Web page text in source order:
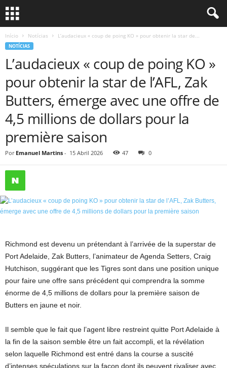
Início Notícias L’audacieux « coup de poing KO » pour obtenir la star de...
NOTÍCIAS
L’audacieux « coup de poing KO »
pour obtenir la star de l’AFL, Zak
Butters, émerge avec une offre de
4,5 millions de dollars pour la
première saison
Por Emanuel Martins - 15 Abril 2026 47 0
Richmond est devenu un prétendant à l’arrivée de la superstar de
Port Adelaide, Zak Butters, l’animateur de Agenda Setters, Craig
Hutchison, suggérant que les Tigres sont dans une position unique
pour faire une offre sans précédent qui comprendra la somme
énorme de 4,5 millions de dollars pour la première saison de
Butters en jaune et noir.
Il semble que le fait que l’agent libre restreint quitte Port Adelaide à
la fin de la saison semble être un fait accompli, et la révélation
selon laquelle Richmond est entré dans la course a suscité
d’intenses spéculations sur la façon dont ils peuvent rivaliser avec